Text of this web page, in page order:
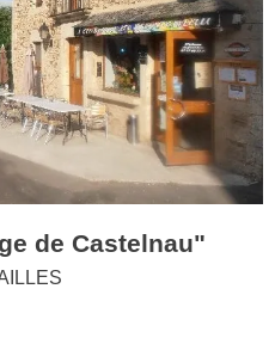
de Castelnau"